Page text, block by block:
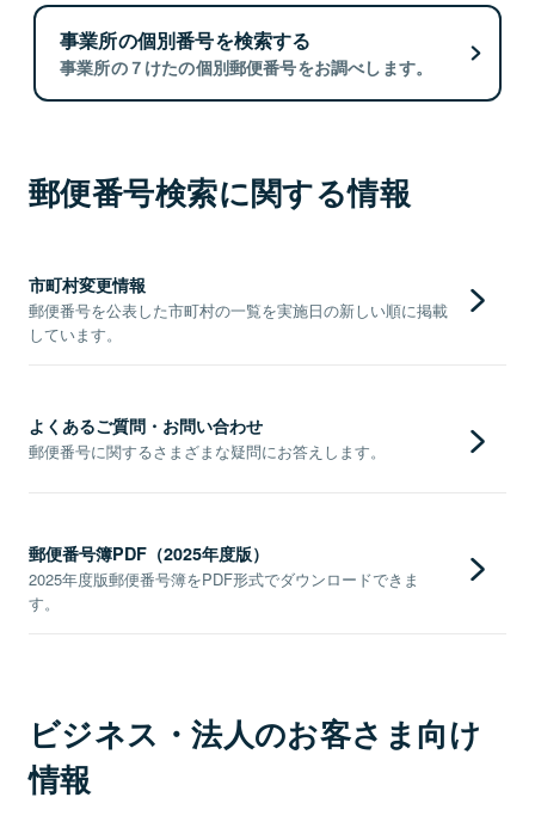
事業所の個別番号を検索する
事業所の７けたの個別郵便番号をお調べします。
郵便番号検索に関する情報
市町村変更情報
郵便番号を公表した市町村の一覧を実施日の新しい順に掲載
しています。
よくあるご質問・お問い合わせ
郵便番号に関するさまざまな疑問にお答えします。
郵便番号簿PDF（2025年度版）
2025年度版郵便番号簿をPDF形式でダウンロードできま
す。
ビジネス・法人のお客さま向け
情報